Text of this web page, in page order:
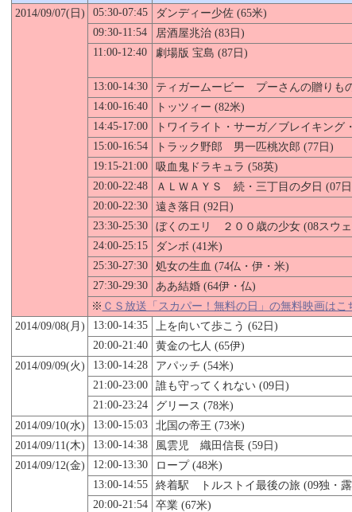
2014/09/07(日)
05:30-07:45 ダンディー少佐 (65米)
09:30-11:54
居酒屋兆治 (83日)
11:00-12:40
劇場版 宝島 (87日)
13:00-14:30
ティガームービー プーさんの贈りも
14:00-16:40
トッツィー (82米)
14:45-17:00
トワイライト・サーガ／ブレイキング
15:00-16:54
トラック野郎 男一匹桃次郎 (77日)
19:15-21:00
吸血鬼ドラキュラ (58英)
20:00-22:48
ＡＬＷＡＹＳ 続・三丁目の夕日 (07
20:00-22:30
遠き落日 (92日)
23:30-25:30
ぼくのエリ ２００歳の少女 (08スウ
24:00-25:15
ダンボ (41米)
25:30-27:30
処女の生血 (74仏・伊・米)
27:30-29:30
ああ結婚 (64伊・仏)
※ ＣＳ放送「スカパー！無料の日」の無料映画はこ
2014/09/08(月)
13:00-14:35 上を向いて歩こう (62日)
20:00-21:40
黄金の七人 (65伊)
2014/09/09(火)
13:00-14:28 アパッチ (54米)
21:00-23:00
誰も守ってくれない (09日)
21:00-23:24
グリース (78米)
2014/09/10(水) 13:00-15:03 北国の帝王 (73米)
2014/09/11(木)
13:00-14:38 風雲児 織田信長 (59日)
2014/09/12(金)
12:00-13:30 ロープ (48米)
13:00-14:55
終着駅 トルストイ最後の旅 (09独・
20:00-21:54
卒業 (67米)